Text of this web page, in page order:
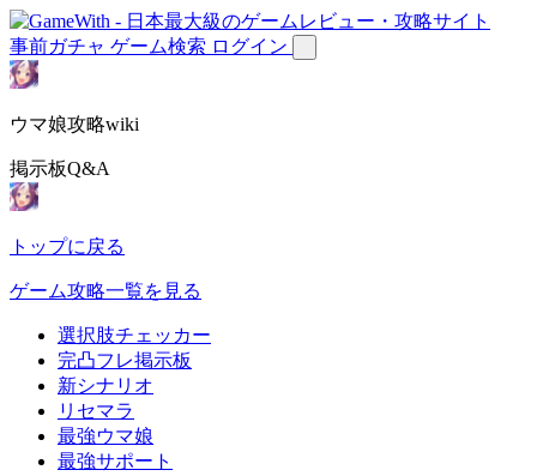
事前ガチャ ゲーム検索 ログイン
ウマ娘攻略wiki
掲示板Q&A
トップに戻る
ゲーム攻略一覧を見る
選択肢チェッカー
完凸フレ掲示板
新シナリオ
リセマラ
最強ウマ娘
最強サポート